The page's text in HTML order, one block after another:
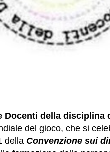
Docenti della disciplina
del gioco, che si
della Convenzione sui